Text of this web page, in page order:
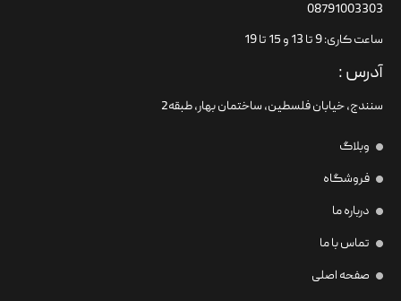
08791003303
ساعت کاری: 9 تا 13 و 15 تا 19
آدرس :
سنندج، خیابان فلسطین،‌ ساختمان بهار، طبقه2
وبلاگ
فروشگاه
درباره ما
تماس با ما
صفحه اصلی